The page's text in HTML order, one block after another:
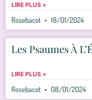
LIRE PLUS »
Rosebacot 18/01/2024
Les Psaumes À
LIRE PLUS »
Rosebacot 08/01/2024